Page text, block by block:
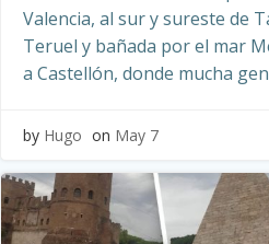
Valencia, al sur y sureste de
Teruel y bañada por el mar
a Castellón, donde mucha
by Hugo on May 7